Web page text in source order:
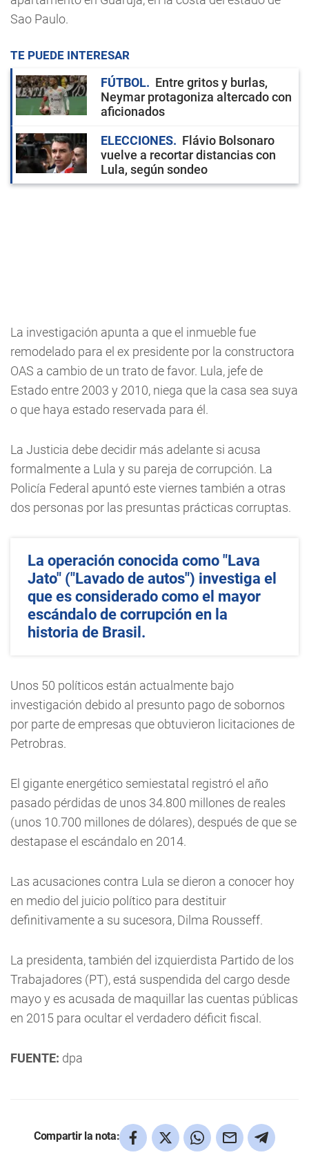
Sao Paulo.
TE PUEDE INTERESAR
FÚTBOL
Entre gritos y burlas,
Neymar protagoniza altercado con
aficionados
ELECCIONES
Flávio Bolsonaro
vuelve a recortar distancias con
Lula, según sondeo
La investigación apunta a que el inmueble fue
remodelado para el ex presidente por la constructora
OAS a cambio de un trato de favor. Lula, jefe de
Estado entre 2003 y 2010, niega que la casa sea suya
o que haya estado reservada para él.
La Justicia debe decidir más adelante si acusa
formalmente a Lula y su pareja de corrupción. La
Policía Federal apuntó este viernes también a otras
dos personas por las presuntas prácticas corruptas.
La operación conocida como "Lava
Jato" ("Lavado de autos") investiga el
que es considerado como el mayor
escándalo de corrupción en la
historia de Brasil.
Unos 50 políticos están actualmente bajo
investigación debido al presunto pago de sobornos
por parte de empresas que obtuvieron licitaciones de
Petrobras.
El gigante energético semiestatal registró el año
pasado pérdidas de unos 34.800 millones de reales
(unos 10.700 millones de dólares), después de que se
destapase el escándalo en 2014.
Las acusaciones contra Lula se dieron a conocer hoy
en medio del juicio político para destituir
definitivamente a su sucesora, Dilma Rousseff.
La presidenta, también del izquierdista Partido de los
Trabajadores (PT), está suspendida del cargo desde
mayo y es acusada de maquillar las cuentas públicas
en 2015 para ocultar el verdadero déficit fiscal.
FUENTE: dpa
Compartir la nota: